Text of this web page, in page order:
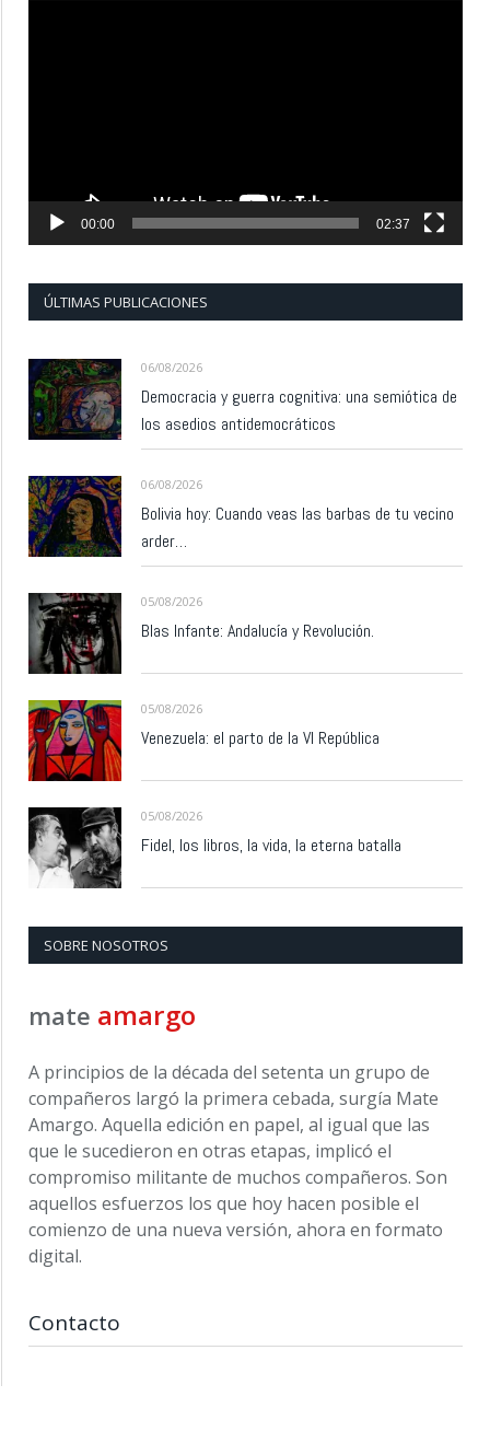
00:00 02:37
ÚLTIMAS PUBLICACIONES
06/08/2026
Democracia y guerra cognitiva: una semiótica de
los asedios antidemocráticos
06/08/2026
Bolivia hoy: Cuando veas las barbas de tu vecino
arder…
05/08/2026
Blas Infante: Andalucía y Revolución.
05/08/2026
Venezuela: el parto de la VI República
05/08/2026
Fidel, los libros, la vida, la eterna batalla
SOBRE NOSOTROS
mate amargo
A principios de la década del setenta un grupo de
compañeros largó la primera cebada, surgía Mate
Amargo. Aquella edición en papel, al igual que las
que le sucedieron en otras etapas, implicó el
compromiso militante de muchos compañeros. Son
aquellos esfuerzos los que hoy hacen posible el
comienzo de una nueva versión, ahora en formato
digital.
Contacto